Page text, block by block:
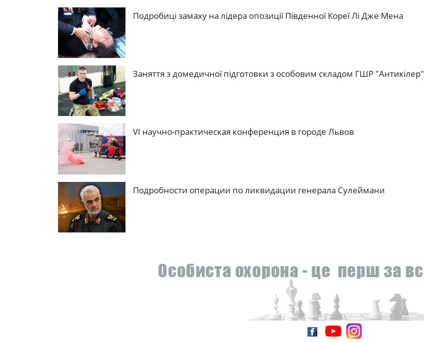
Подробиці замаху на лідера опозиції Південної Кореї Лі Дже Мена
Заняття з домедичної підготовки з особовим складом ГШР "Антикілер"
VI научно-практическая конференция в городе Львов
Подробности операции по ликвидации генерала Сулеймани